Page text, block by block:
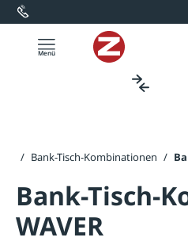
springen
/ Bank-Tisch-Kombinationen /
Bank-Tisch-
WAVER